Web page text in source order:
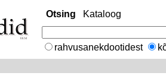
Otsing Kataloog
rahvusanekdootidest